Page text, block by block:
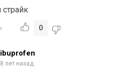
0
ibuprofen
8 лет назад